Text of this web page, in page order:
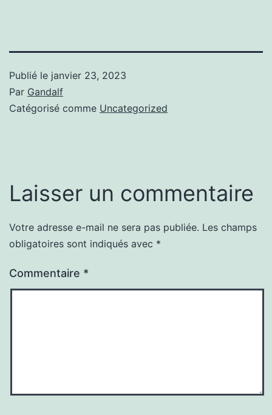
Publié le janvier 23, 2023
Par Gandalf
Catégorisé comme Uncategorized
Laisser un commentaire
Votre adresse e-mail ne sera pas publiée. Les champs
obligatoires sont indiqués avec *
Commentaire *